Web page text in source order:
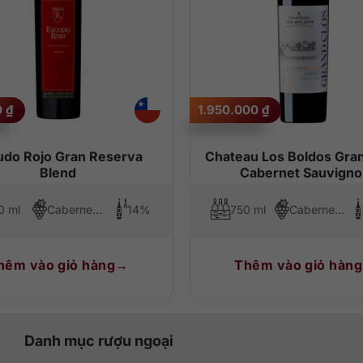
mài giũa tinh tế, vị trái cây đậm đà với độ mặn khoáng nhẹ ở
các món thịt đỏ phủ sốt đậm.
Rojo Gran Reserva
Blend
₫
ml Cabernet Sauvignon, Carmenere, Cabernet Franc 14%
vào giỏ hàng
Chateau Los Boldos
Cabernet
1.950.000 ₫
750 ml Cabernet Sauvignon
Thêm vào giỏ hàng
Danh mục rượu ngoại